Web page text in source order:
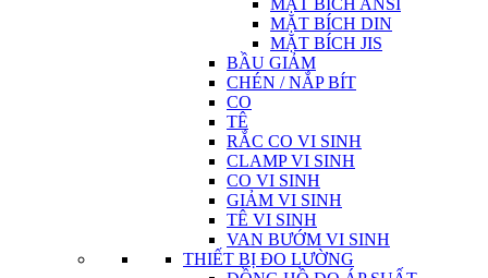
MẶT BÍCH ANSI
MẶT BÍCH DIN
MẶT BÍCH JIS
BẦU GIẢM
CHÉN / NẮP BÍT
CO
TÊ
RẮC CO VI SINH
CLAMP VI SINH
CO VI SINH
GIẢM VI SINH
TÊ VI SINH
VAN BƯỚM VI SINH
THIẾT BỊ ĐO LƯỜNG